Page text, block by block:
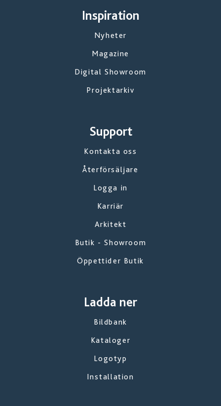
Inspiration
Nyheter
Magazine
Digital Showroom
Projektarkiv
Support
Kontakta oss
Återförsäljare
Logga in
Karriär
Arkitekt
Butik - Showroom
Öppettider Butik
Ladda ner
Bildbank
Kataloger
Logotyp
Installation